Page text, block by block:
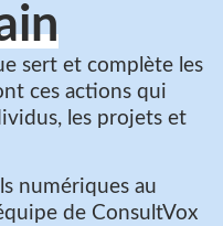
sert et complète les
ces actions qui
les projets et
numériques au
de ConsultVox